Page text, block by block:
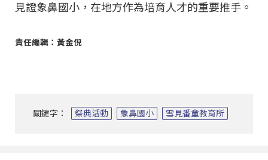
見證象鼻國小，在地方作為培育人才的重要推手。
責任編輯：黃金倪
關鍵字： 祭典活動 象鼻國小 雪見番童教育所